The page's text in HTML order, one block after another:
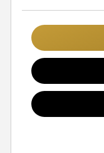
その他
スタジアムマップ
観戦方法を知る
スタジアム観戦ガイ
観戦マナー＆ルール
ビジターサポーター
ＦＣ町田ゼルビアをサポ
トレーニングの見学
ＦＣ町田ゼルビアカ
ホームタウントップ
ゼルビアアシスト募集
ゼルビアアシスト協
ゼル塾
パートナートップ
パートナー企業一覧
お問い合わせ利用規